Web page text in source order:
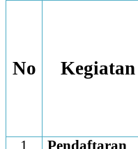
No Kegiatan